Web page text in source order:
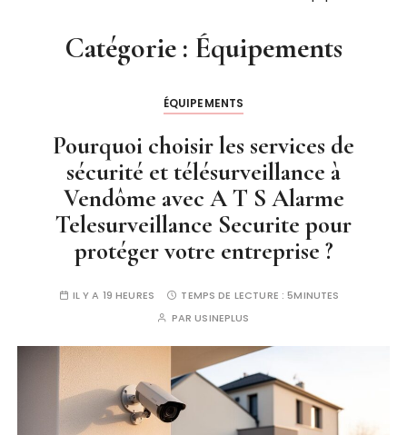
Catégorie : Équipements
ÉQUIPEMENTS
Pourquoi choisir les services de
sécurité et télésurveillance à
Vendôme avec A T S Alarme
Telesurveillance Securite pour
protéger votre entreprise ?
IL Y A 19 HEURES TEMPS DE LECTURE :5MINUTES
PARUSINEPLUS